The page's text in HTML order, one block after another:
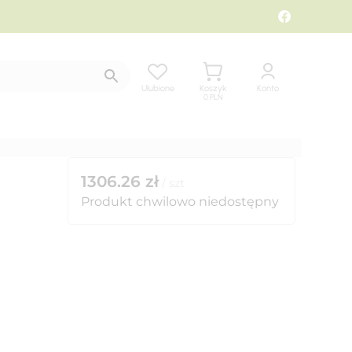
Ulubione
Koszyk
0 PLN
Konto
1306.26 zł
Produkt chwilowo niedostępny